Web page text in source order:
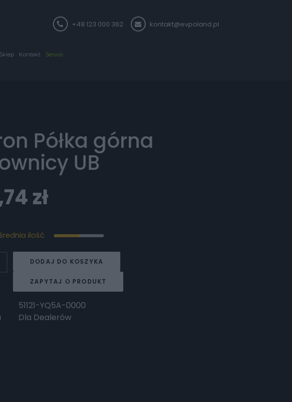
+48 123 000 362 kontakt@evpoland.pl
Sklep Kontakt Serwis
Półka górna
UB
zł
ilość
DODAJ DO KOSZYKA
ZAPYTAJ O PRODUKT
51121-YQ5A-0000
Dla Dealerów